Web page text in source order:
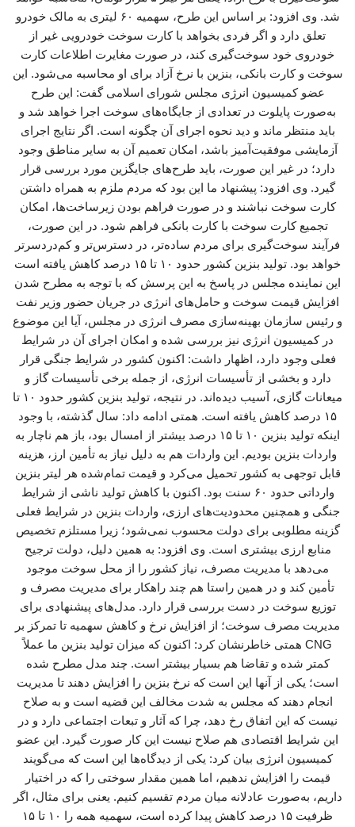
شد. وی افزود: بر اساس این طرح، سهمیه ۶۰ لیتری به مالک خودرو
تعلق دارد و اگر فردی بخواهد با کارت سوخت خودرویی غیر از
خودروی خود سوخت‌گیری کند، در صورت مغایرت اطلاعات کارت
سوخت و کارت بانکی، بنزین با نرخ آزاد برای او محاسبه می‌شود. این
عضو کمیسیون انرژی مجلس شورای اسلامی گفت: این طرح
به‌صورت پایلوت در تعدادی از جایگاه‌های سوخت اجرا خواهد شد و
باید منتظر ماند و دید نحوه اجرای آن چگونه است. اگر نتایج اجرای
آزمایشی موفقیت‌آمیز باشد، امکان تعمیم آن به سایر مناطق وجود
دارد؛ در غیر این صورت، باید طرح‌های جایگزین مورد بررسی قرار
گیرد. وی افزود: پیشنهاد ما این بود که مردم ملزم به همراه داشتن
کارت سوخت نباشند و در صورت فراهم بودن زیرساخت‌ها، امکان
تجمیع کارت سوخت با کارت بانکی فراهم شود. در این صورت،
فرآیند سوخت‌گیری برای مردم ساده‌تر، در دسترس‌تر و کم‌دردسرتر
خواهد بود. تولید بنزین کشور حدود ۱۰ تا ۱۵ درصد کاهش یافته است
این نماینده مجلس در پاسخ به این پرسش که با توجه به مطرح شدن
افزایش قیمت سوخت و حامل‌های انرژی در جریان حضور وزیر نفت
و رئیس سازمان بهینه‌سازی مصرف انرژی در مجلس، آیا این موضوع
در کمیسیون انرژی نیز بررسی شده و امکان اجرای آن در شرایط
فعلی وجود دارد، اظهار داشت: اکنون کشور در شرایط جنگی قرار
دارد و بخشی از تأسیسات انرژی، از جمله برخی تأسیسات گاز و
میعانات گازی، آسیب دیده‌اند. در نتیجه، تولید بنزین کشور حدود ۱۰ تا
۱۵ درصد کاهش یافته است. همتی ادامه داد: سال گذشته، با وجود
اینکه تولید بنزین ۱۰ تا ۱۵ درصد بیشتر از امسال بود، باز هم ناچار به
واردات بنزین بودیم. این واردات هم به دلیل نیاز به تأمین ارز، هزینه
قابل توجهی به کشور تحمیل می‌کرد و قیمت تمام‌شده هر لیتر بنزین
وارداتی حدود ۶۰ سنت بود. اکنون با کاهش تولید ناشی از شرایط
جنگی و همچنین محدودیت‌های ارزی، واردات بنزین در شرایط فعلی
گزینه مطلوبی برای دولت محسوب نمی‌شود؛ زیرا مستلزم تخصیص
منابع ارزی بیشتری است. وی افزود: به همین دلیل، دولت ترجیح
می‌دهد با مدیریت مصرف، نیاز کشور را از محل سوخت موجود
تأمین کند و در همین راستا هم چند راهکار برای مدیریت مصرف و
توزیع سوخت در دست بررسی قرار دارد. مدل‌های پیشنهادی برای
مدیریت مصرف سوخت؛ از افزایش نرخ و کاهش سهمیه تا تمرکز بر
CNG همتی خاطرنشان کرد: اکنون که میزان تولید بنزین ما عملاً
کمتر شده و تقاضا هم بسیار بیشتر است. چند مدل مطرح شده
است؛ یکی از آنها این است که نرخ بنزین را افزایش دهند تا مدیریت
انجام دهند که مجلس به شدت مخالف این قضیه است و به صلاح
نیست که این اتفاق رخ دهد، چرا که آثار و تبعات اجتماعی دارد و در
این شرایط اقتصادی هم صلاح نیست این کار صورت گیرد. این عضو
کمیسیون انرژی بیان کرد: یکی از دیدگاه‌ها این است که می‌گویند
قیمت را افزایش ندهیم، اما همین مقدار سوختی را که در اختیار
داریم، به‌صورت عادلانه میان مردم تقسیم کنیم. یعنی برای مثال، اگر
ظرفیت ۱۵ درصد کاهش پیدا کرده است، سهمیه همه را ۱۰ تا ۱۵